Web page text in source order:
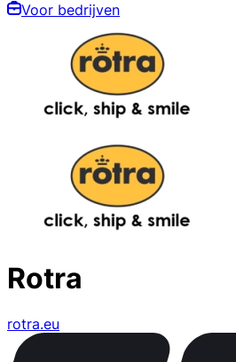
Voor bedrijven
Rotra
rotra.eu